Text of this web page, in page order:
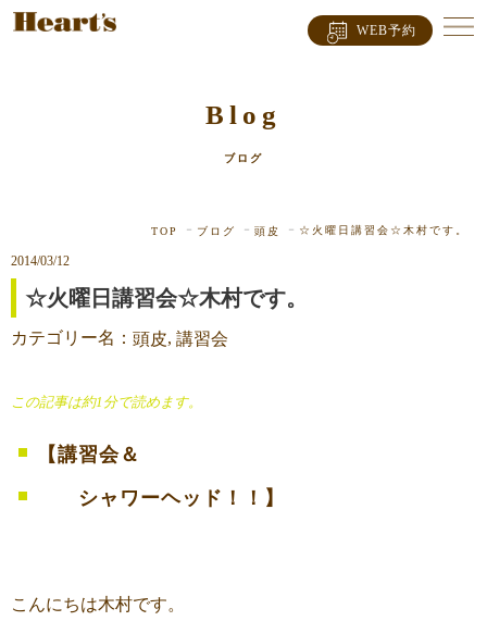
Blog
ブログ
TOP ブログ 頭皮 ☆火曜日講習会☆木村です。
WEB予約
2014/03/12
☆火曜日講習会☆木村です。
カテゴリー名： 頭皮, 講習会
この記事は約1分で読めます。
【講習会＆
シャワーヘッド！！】
こんにちは木村です。